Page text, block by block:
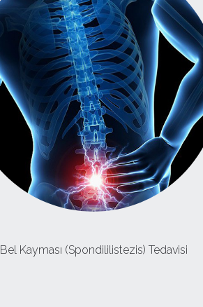
Bel Kayması (Spondililistezis) Tedavisi